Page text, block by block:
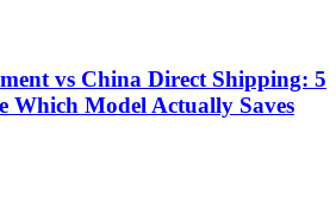
vs China Direct Shipping: 5
Which Model Actually Saves